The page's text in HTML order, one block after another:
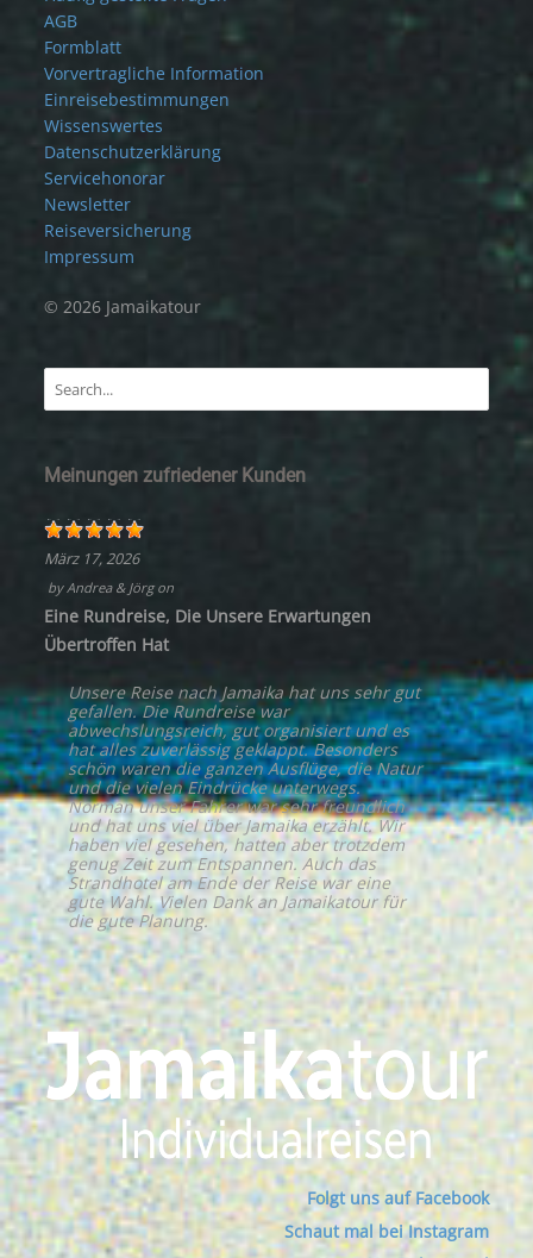
AGB
Formblatt
Vorvertragliche Information
Einreisebestimmungen
Wissenswertes
Datenschutzerklärung
Servicehonorar
Newsletter
Reiseversicherung
Impressum
© 2026 Jamaikatour
Meinungen zufriedener Kunden
März 17, 2026
by Andrea & Jörgon
Eine Rundreise, Die Unsere Erwartungen
Übertroffen Hat
Unsere Reise nach Jamaika hat uns sehr gut
gefallen. Die Rundreise war
abwechslungsreich, gut organisiert und es
hat alles zuverlässig geklappt. Besonders
schön waren die ganzen Ausflüge, die Natur
und die vielen Eindrücke unterwegs.
Norman unser Fahrer war sehr freundlich
und hat uns viel über Jamaika erzählt. Wir
haben viel gesehen, hatten aber trotzdem
genug Zeit zum Entspannen. Auch das
Strandhotel am Ende der Reise war eine
gute Wahl. Vielen Dank an Jamaikatour für
die gute Planung.
Folgt uns auf Facebook
Schaut mal bei Instagram